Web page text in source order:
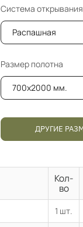
Система открывания
Распашная
Размер полотна
700x2000 мм.
ДРУГИЕ
Кол-
во
1 шт.